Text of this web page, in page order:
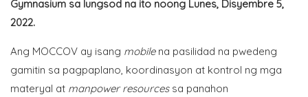
Gymnasium sa lungsod na ito noong Lunes, Disyembre 5,
2022.
Ang MOCCOV ay isang mobilena pasilidad na pwedeng
gamitin sa pagpaplano, koordinasyon at kontrol ng mga
materyal at manpower resourcessa panahon